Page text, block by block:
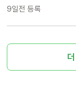
9일전 등록